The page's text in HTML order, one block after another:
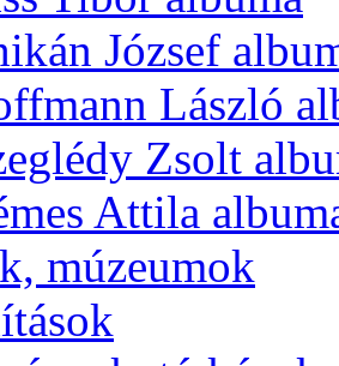
József
László
Zsolt
Attila
múzeumok